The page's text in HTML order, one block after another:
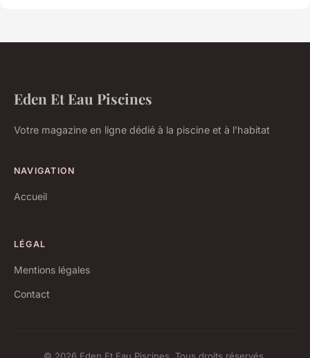
Eden Et Eau Piscines
Votre magazine en ligne dédié à la piscine et à l'habitat
NAVIGATION
Accueil
LÉGAL
Mentions légales
Contact
© 2026 Eden Et Eau Piscines. Tous droits réservés.